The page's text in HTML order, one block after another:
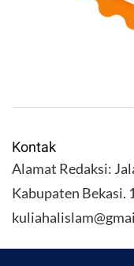
Kontak
Alamat Redaksi:
Kabupaten Bekasi.